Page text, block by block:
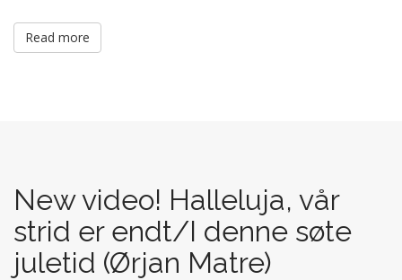
Read more
New video! Halleluja, vår
strid er endt/I denne søte
juletid (Ørjan Matre)